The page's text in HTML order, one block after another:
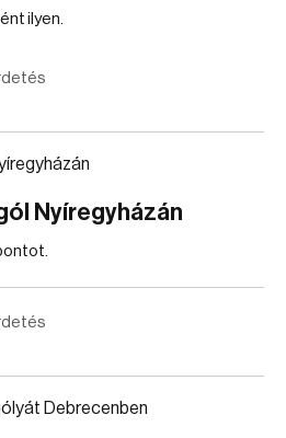
ilyen.
Nyíregyházán